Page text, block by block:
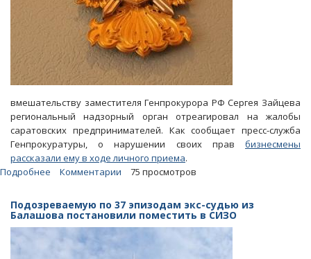
вмешательству заместителя Генпрокурора РФ Сергея Зайцева
региональный надзорный орган отреагировал на жалобы
саратовских предпринимателей. Как сообщает пресс-служба
Генпрокуратуры, о нарушении своих прав бизнесмены
рассказали ему в ходе личного приема.
Подробнее
зама
Чайки
больница
Комментарии 75 просмотров
Подозреваемую по 37 эпизодам экс-судью из
Балашова постановили поместить в СИЗО